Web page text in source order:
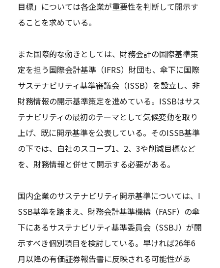
目標」については各企業が重要性を判断して開示す
ることを求めている。
また国際的な動きとしては、財務会計の国際基準策
定を担う国際会計基準（IFRS）財団も、傘下に国際
サステナビリティ基準審議会（ISSB）を設立し、非
財務情報の開示基準策定を進めている。ISSBはサス
テナビリティの最初のテーマとして気候変動を取り
上げ、既に開示基準を公表している。そのISSB基準
の下では、自社のスコープ1、2、3や削減目標など
を、財務情報と併せて開示する必要がある。
国内企業のサステナビリティ開示基準については、I
SSB基準を踏まえ、財務会計基準機構（FASF）の傘
下にあるサステナビリティ基準委員会（SSBJ）が開
示すべき個別項目を検討している。早ければ26年6
月以降の有価証券報告書に反映される可能性があ